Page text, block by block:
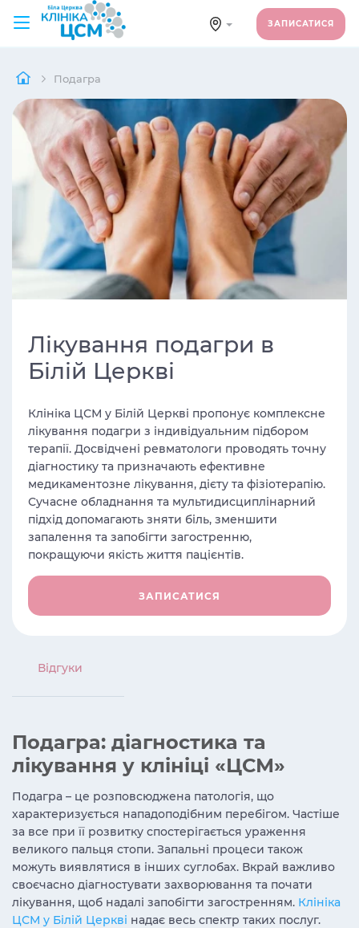
ЗАПИСАТИСЯ
Подагра
Лікування подагри в
Білій Церкві
Клініка ЦСМ у Білій Церкві пропонує комплексне
лікування подагри з індивідуальним підбором
терапії. Досвідчені ревматологи проводять точну
діагностику та призначають ефективне
медикаментозне лікування, дієту та фізіотерапію.
Сучасне обладнання та мультидисциплінарний
підхід допомагають зняти біль, зменшити
запалення та запобігти загостренню,
покращуючи якість життя пацієнтів.
ЗАПИСАТИСЯ
Вiдгуки
Подагра: діагностика та
лікування у клініці «ЦСМ»
Подагра – це розповсюджена патологія, що
характеризується нападоподібним перебігом. Частіше
за все при її розвитку спостерігається ураження
великого пальця стопи. Запальні процеси також
можуть виявлятися в інших суглобах. Вкрай важливо
своєчасно діагностувати захворювання та почати
лікування, щоб надалі запобігти загостренням. Клініка
ЦСМ у Білій Церкві надає весь спектр таких послуг.